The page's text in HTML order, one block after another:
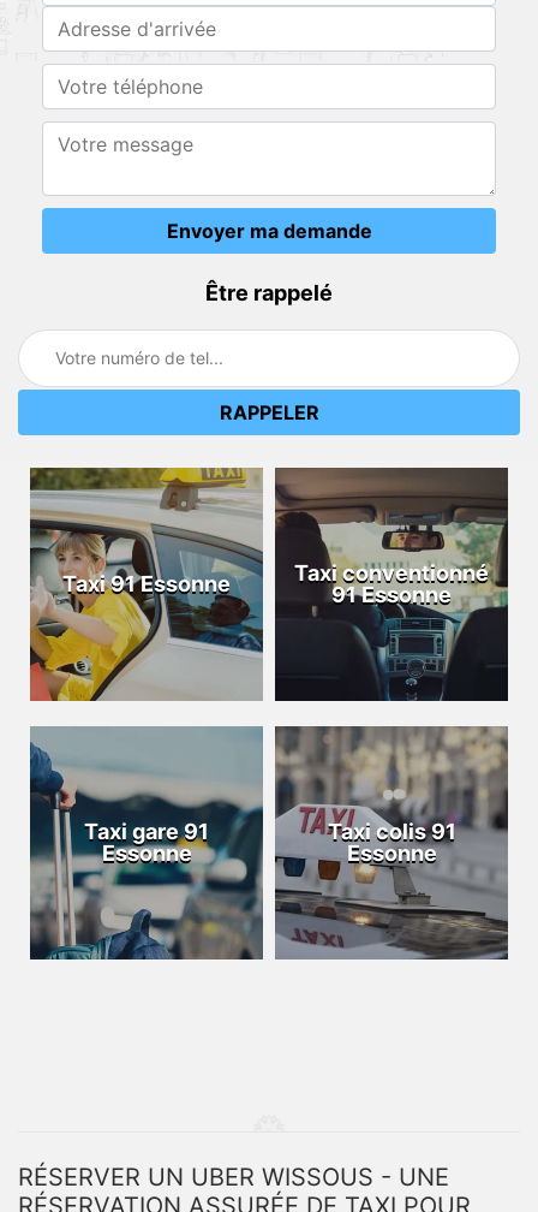
Être rappelé
Taxi 91 Essonne
Taxi conventionné
91 Essonne
Taxi gare 91
Essonne
Taxi colis 91
Essonne
RÉSERVER UN UBER WISSOUS - UNE
RÉSERVATION ASSURÉE DE TAXI POUR